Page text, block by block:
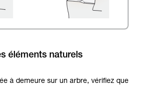
éléments naturels
à demeure sur un arbre, vérifiez que